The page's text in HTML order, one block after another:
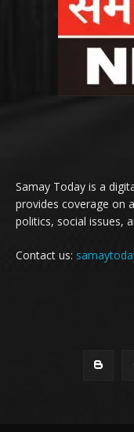
Samay Today is a
provides coverage on
politics, social issues,
Contact us: